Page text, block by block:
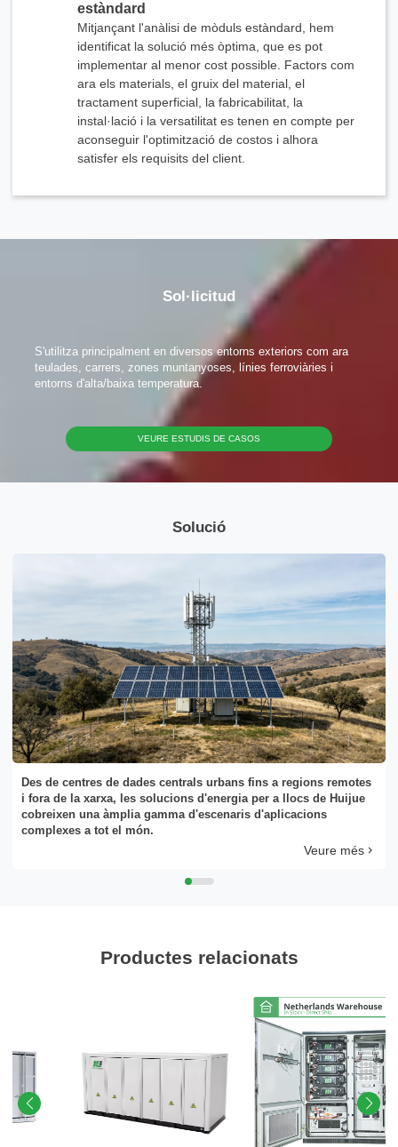
estàndard
Mitjançant l'anàlisi de mòduls estàndard, hem
identificat la solució més òptima, que es pot
implementar al menor cost possible. Factors com
ara els materials, el gruix del material, el
tractament superficial, la fabricabilitat, la
instal·lació i la versatilitat es tenen en compte per
aconseguir l'optimització de costos i alhora
satisfer els requisits del client.
Sol·licitud
S'utilitza principalment en diversos entorns exteriors com ara
teulades, carrers, zones muntanyoses, línies ferroviàries i
entorns d'alta/baixa temperatura.
VEURE ESTUDIS DE CASOS
Solució
Des de centres de dades centrals urbans fins a regions remotes
i fora de la xarxa, les solucions d'energia per a llocs de Huijue
cobreixen una àmplia gamma d'escenaris d'aplicacions
complexes a tot el món.
Veure més
Productes relacionats
Estem aquí per respondre les vostres preguntes i oferir-vos les solucions energètiques
que millor s'adaptin a les vostres necessitats.
Si us plau, trieu el tipus de producte
Enviar missatge